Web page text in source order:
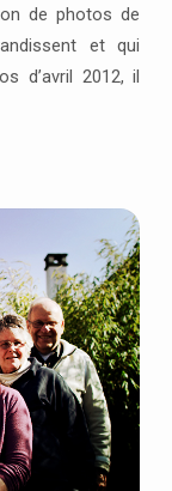
de photos de
et qui
d’avril 2012, il